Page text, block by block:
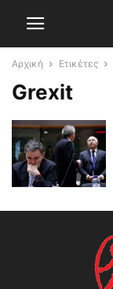
Αρχική Ετικέτες
Grexit